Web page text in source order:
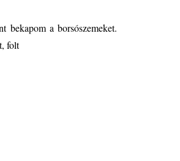
bekapom a borsószemeket.
folt